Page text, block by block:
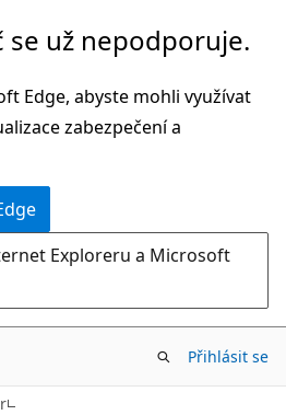
se už nepodporuje.
Edge, abyste mohli využívat
zabezpečení a
Exploreru a Microsoft
Přihlásit se